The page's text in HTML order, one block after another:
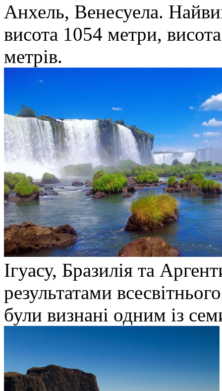
Анхель, Венесуела.
висота 1054 метри,
метрів.
Ігуасу, Бразилія та
результатами
були визнані одним із